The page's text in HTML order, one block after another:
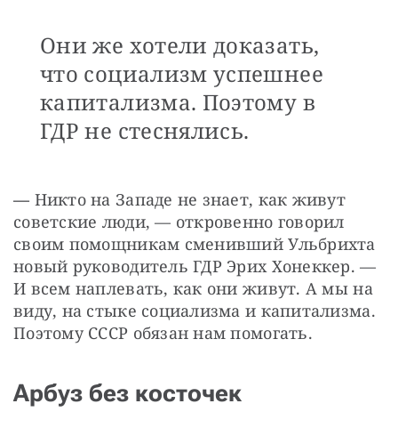
Они же хотели доказать,
что социализм успешнее
капитализма. Поэтому в
ГДР не стеснялись.
— Никто на Западе не знает, как живут
советские люди, — откровенно говорил
своим помощникам сменивший Ульбрихта
новый руководитель ГДР Эрих Хонеккер. —
И всем наплевать, как они живут. А мы на
виду, на стыке социализма и капитализма.
Поэтому СССР обязан нам помогать.
Арбуз без косточек